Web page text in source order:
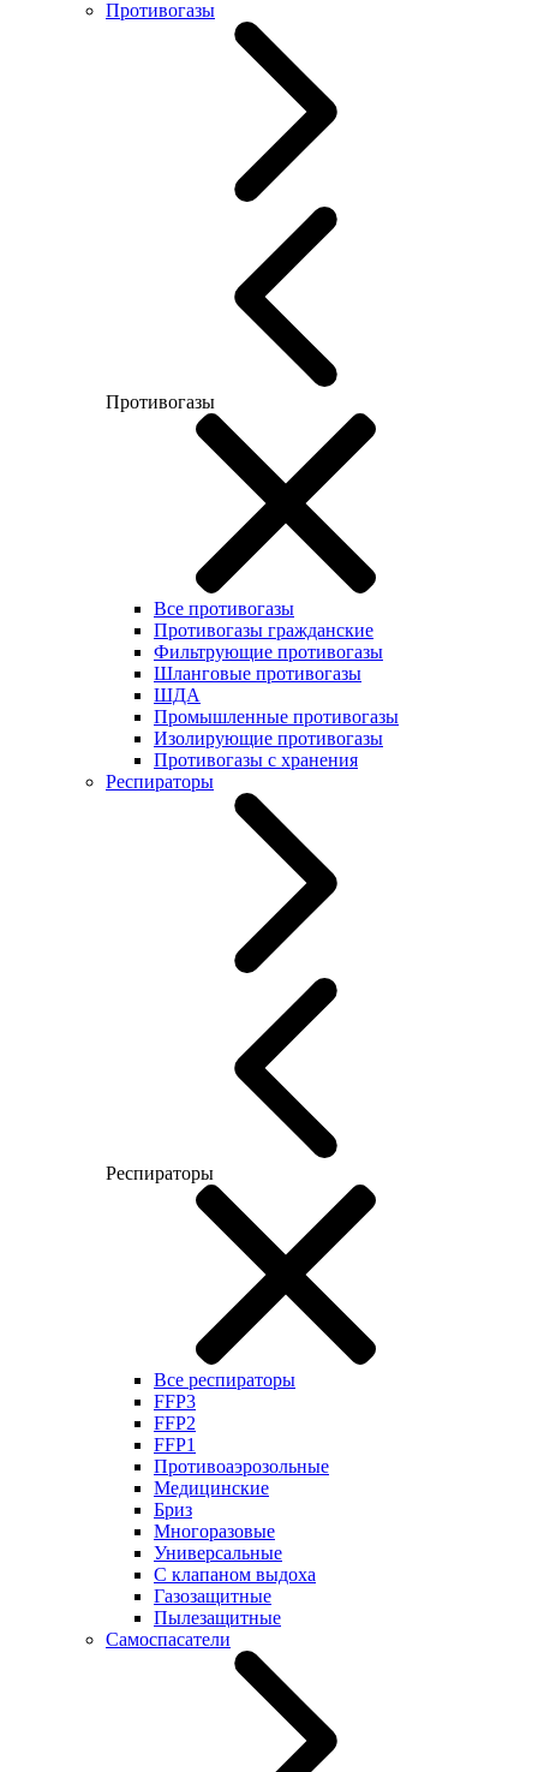
Противогазы
Противогазы
Все противогазы
Противогазы гражданские
Фильтрующие противогазы
Шланговые противогазы
ШДА
Промышленные противогазы
Изолирующие противогазы
Противогазы с хранения
Респираторы
Респираторы
Все респираторы
FFP3
FFP2
FFP1
Противоаэрозольные
Медицинские
Бриз
Многоразовые
Универсальные
С клапаном выдоха
Газозащитные
Пылезащитные
Самоспасатели